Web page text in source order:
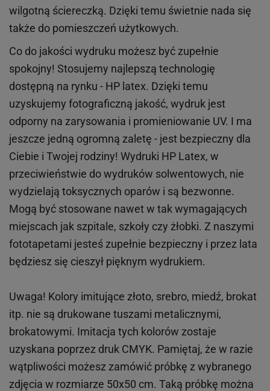
wilgotną ściereczką. Dzięki temu świetnie nada się
także do pomieszczeń użytkowych.
Co do jakości wydruku możesz być zupełnie
spokojny! Stosujemy najlepszą technologię
dostępną na rynku - HP latex. Dzięki temu
uzyskujemy fotograficzną jakość, wydruk jest
odporny na zarysowania i promieniowanie UV. I ma
jeszcze jedną ogromną zaletę - jest bezpieczny dla
Ciebie i Twojej rodziny! Wydruki HP Latex, w
przeciwieństwie do wydruków solwentowych, nie
wydzielają toksycznych oparów i są bezwonne.
Mogą być stosowane nawet w tak wymagających
miejscach jak szpitale, szkoły czy żłobki. Z naszymi
fototapetami jesteś zupełnie bezpieczny i przez lata
będziesz się cieszył pięknym wydrukiem.
Uwaga! Kolory imitujące złoto, srebro, miedź, brokat
itp. nie są drukowane tuszami metalicznymi,
brokatowymi. Imitacja tych kolorów zostaje
uzyskana poprzez druk CMYK. Pamiętaj, że w razie
wątpliwości możesz zamówić próbkę z wybranego
zdjęcia w rozmiarze 50x50 cm. Taką próbkę można